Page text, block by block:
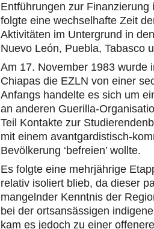
Entführungen zur
folgte eine wechselhafte Zeit
Aktivitäten im Untergrund in
Nuevo León, Puebla, Tabasco
Am 17. November 1983 wurde
Chiapas die EZLN von einer
Anfangs handelte es sich um
an anderen Guerilla-
Teil Kontakte zur
mit einem avantgardistisch-
Bevölkerung ‘befreien’ wollte.
Es folgte eine mehrjährige
relativ isoliert blieb, da dieser
mangelnder Kenntnis der
bei der ortsansässigen
kam es jedoch zu einer